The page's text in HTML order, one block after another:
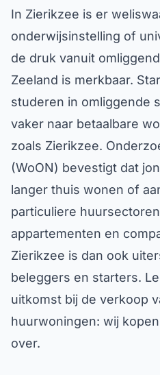
In Zierikzee is er
onderwijsinstelling of
de druk vanuit
Zeeland is merkbaar.
studeren in omliggende
vaker naar betaalbare
zoals Zierikzee.
(WoON) bevestigt dat
langer thuis wonen of
particuliere
appartementen en
Zierikzee is dan ook
beleggers en starters.
uitkomst bij de verkoop
huurwoningen: wij
over.